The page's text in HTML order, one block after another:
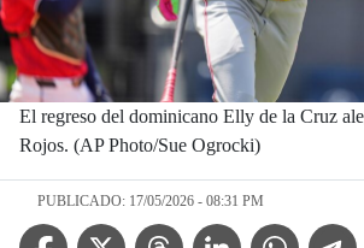
El regreso del dominicano Elly de la Cruz
Rojos. (AP Photo/Sue Ogrocki)
PUBLICADO: 17/05/2026 - 08:31 PM
Facebook IconTwitter IconThreads IconLinkedin IconWhatsApp Icon